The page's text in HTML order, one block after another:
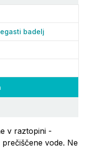
v raztopini -
prečiščene vode. Ne
badelj